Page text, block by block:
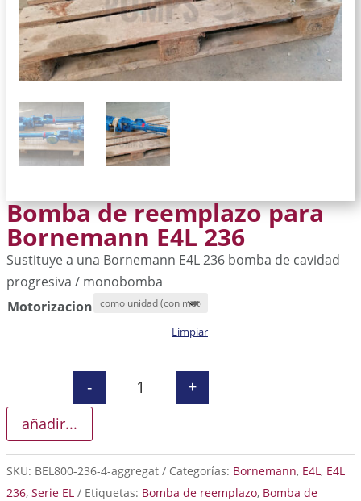
Bomba de reemplazo para
Bornemann E4L 236
Sustituye a una Bornemann E4L 236 bomba de cavidad
progresiva / monobomba
Motorizacion
Limpiar
Bomba de reemplazo para
- +
añadir...
SKU: BEL800-236-4-aggregat Categorías: Bornemann, E4L, E4L
236, Serie EL Etiquetas: Bomba de reemplazo, Bomba de